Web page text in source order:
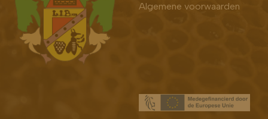
Algemene voorwaarden